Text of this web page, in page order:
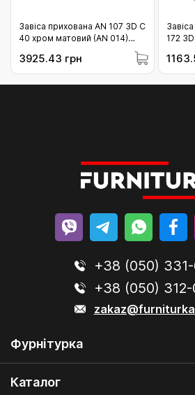
Завіса прихована AN 107 3D C
40 хром матовий (AN 014)
3925.43 грн
172
+38 (050)
+38 (050)
Фурнітурка
Каталог